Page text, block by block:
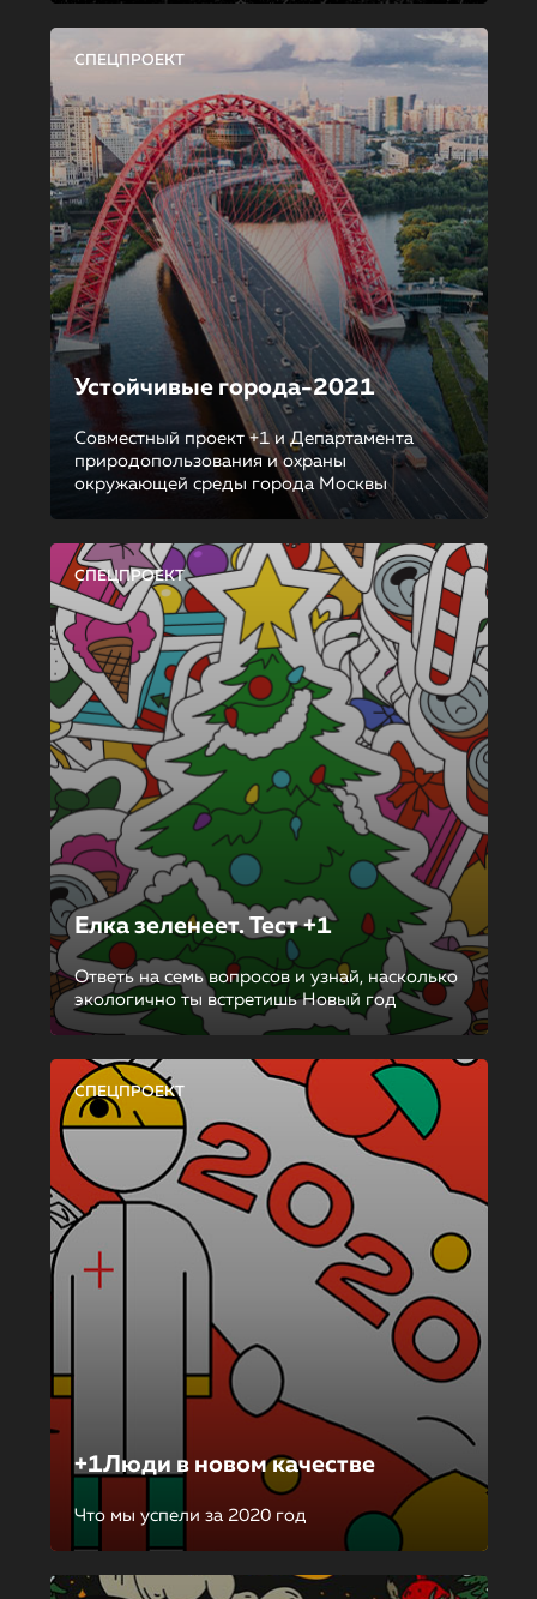
СПЕЦПРОЕКТ
Устойчивые города-2021
Совместный проект +1 и Департамента
природопользования и охраны
окружающей среды города Москвы
СПЕЦПРОЕКТ
Елка зеленеет. Тест +1
Ответь на семь вопросов и узнай, насколько
экологично ты встретишь Новый год
СПЕЦПРОЕКТ
+1Люди в новом качестве
Что мы успели за 2020 год